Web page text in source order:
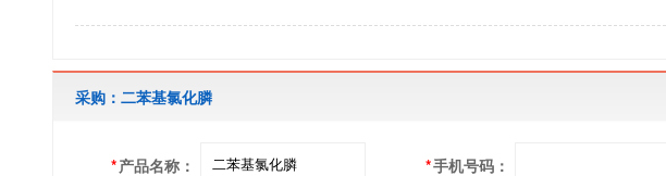
采购：二苯基氯化膦
*产品名称： *手机号码：